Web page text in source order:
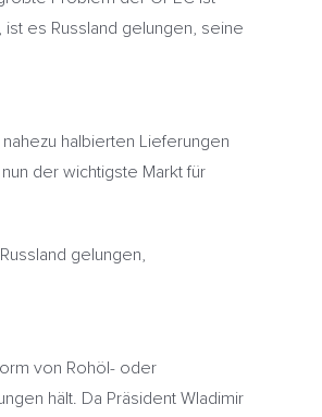
es Russland gelungen, seine
halbierten Lieferungen
der wichtigste Markt für
gelungen,
von Rohöl- oder
hält. Da Präsident Wladimir